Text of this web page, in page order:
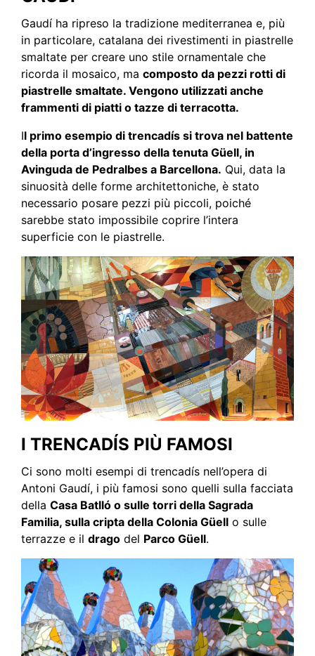
Gaudí ha ripreso la tradizione mediterranea e, più
in particolare, catalana dei rivestimenti in piastrelle
smaltate per creare uno stile ornamentale che
ricorda il mosaico, ma composto da pezzi rotti di
piastrelle smaltate. Vengono utilizzati anche
frammenti di piatti o tazze di terracotta.
Il primo esempio di trencadís si trova nel battente
della porta d’ingresso della tenuta Güell, in
Avinguda de Pedralbes a Barcellona. Qui, data la
sinuosità delle forme architettoniche, è stato
necessario posare pezzi più piccoli, poiché
sarebbe stato impossibile coprire l’intera
superficie con le piastrelle.
I TRENCADÍS PIÙ FAMOSI
Ci sono molti esempi di trencadís nell’opera di
Antoni Gaudí, i più famosi sono quelli sulla facciata
della Casa Batlló o sulle torri della Sagrada
Familia, sulla cripta della Colonia Güell o sulle
terrazze e il drago del Parco Güell.